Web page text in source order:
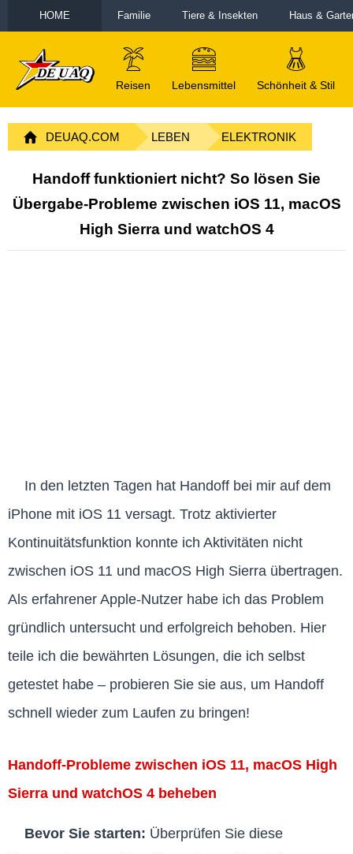
HOME Familie Tiere & Insekten Haus &
Reisen Lebensmittel Schönheit & Stil
DEUAQ.COM LEBEN ELEKTRONIK
Handoff funktioniert nicht? So lösen Sie
Übergabe-Probleme zwischen iOS 11, macOS
High Sierra und watchOS 4
In den letzten Tagen hat Handoff bei mir auf dem
iPhone mit iOS 11 versagt. Trotz aktivierter
Kontinuitätsfunktion konnte ich Aktivitäten nicht
zwischen iOS 11 und macOS High Sierra übertragen.
Als erfahrener Apple-Nutzer habe ich das Problem
gründlich untersucht und erfolgreich behoben. Hier
teile ich die bewährten Lösungen, die ich selbst
getestet habe – probieren Sie sie aus, um Handoff
schnell wieder zum Laufen zu bringen!
Handoff-Probleme zwischen iOS 11, macOS High
Sierra und watchOS 4 beheben
Bevor Sie starten: Überprüfen Sie diese